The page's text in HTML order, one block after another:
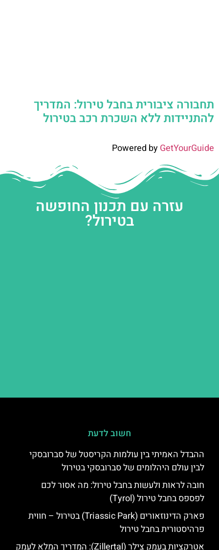
תחבורה ציבורית בחבל טירול: המדריך
להתניידות ללא השכרת רכב בטירול
Powered byGetYourGuide
עזרה עם תכנון החופשה
בטירול?
חשוב לדעת
ההבדל האמיתי בין עולמות הקריסטל של סברובסקי
לבין עולם היהלומים של סברובסקי בטירול
חובה לראות ולעשות בחבל טירול: מה אסור לכם
לפספס בחבל טירול (Tyrol)
פארק הדינוזאורים (Triassic Park) בטירול – חווית
פרהיסטורית בחבל טירול
אטרקציות בעמק צילר (Zillertal): המדריך המלא לעמק